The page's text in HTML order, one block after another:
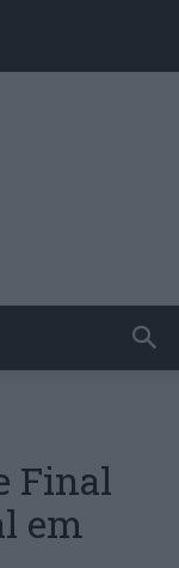
Final
em